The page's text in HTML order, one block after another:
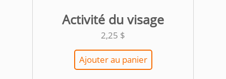
Activité du visage
2,25 $
Ajouter au panier